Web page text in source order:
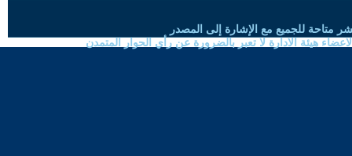
متاحة للجميع مع الإشارة إلى المصدر
هيئة الادارة لا تعبر بالضرورة عن رأي الحوار المتمدن